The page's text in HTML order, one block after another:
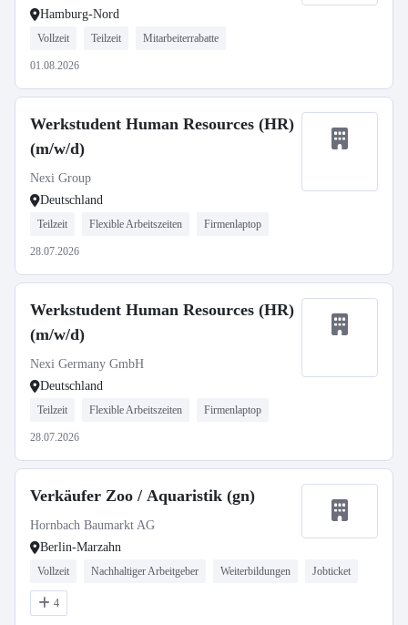
Hamburg-Nord
Vollzeit Teilzeit Mitarbeiterrabatte
01.08.2026
Werkstudent Human Resources (HR)
(m/w/d)
Nexi Group
Deutschland
Teilzeit Flexible Arbeitszeiten Firmenlaptop
28.07.2026
Werkstudent Human Resources (HR)
(m/w/d)
Nexi Germany GmbH
Deutschland
Teilzeit Flexible Arbeitszeiten Firmenlaptop
28.07.2026
Verkäufer Zoo / Aquaristik (gn)
Hornbach Baumarkt AG
Berlin-Marzahn
Vollzeit Nachhaltiger Arbeitgeber Weiterbildungen Jobticket
4